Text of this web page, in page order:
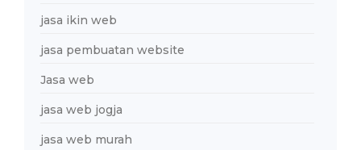
jasa ikin web
jasa pembuatan website
Jasa web
jasa web jogja
jasa web murah